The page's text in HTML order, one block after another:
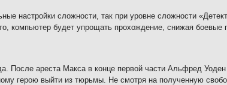
настройки сложности, так при уровне сложности
компьютер будет упрощать прохождение, снижая боевые
После ареста Макса в конце первой части Альфред
герою выйти из тюрьмы. Не смотря на полученную